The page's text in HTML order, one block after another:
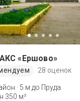
«Ершово»
28 оценок
· 5 м до Пруда
350 м²